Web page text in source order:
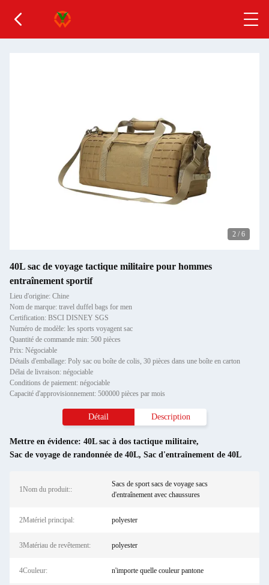
2 / 6
40L sac de voyage tactique militaire pour hommes
entraînement sportif
Lieu d'origine: Chine
Nom de marque: travel duffel bags for men
Certification: BSCI DISNEY SGS
Numéro de modèle: les sports voyagent sac
Quantité de commande min: 500 pièces
Prix: Négociable
Détails d'emballage: Poly sac ou boîte de colis, 30 pièces dans une boîte en carton
Délai de livraison: négociable
Conditions de paiement: négociable
Capacité d'approvisionnement: 500000 pièces par mois
Détail Description
Mettre en évidence: 40L sac à dos tactique militaire,
Sac de voyage de randonnée de 40L, Sac d'entraînement de 40L
1Nom du produit::
Sacs de sport sacs de voyage sacs
d'entraînement avec chaussures
2Matériel principal: polyester
3Matériau de revêtement: polyester
4Couleur: n'importe quelle couleur pantone